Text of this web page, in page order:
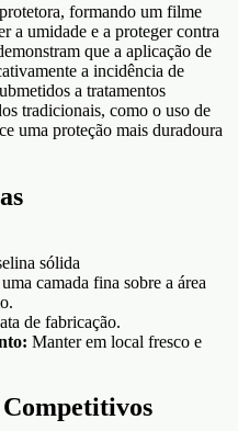
formando um filme
a umidade e a proteger contra
que a aplicação de
a incidência de
a tratamentos
tradicionais, como o uso de
uma proteção mais duradoura
sólida
camada fina sobre a área
de fabricação.
Manter em local fresco e